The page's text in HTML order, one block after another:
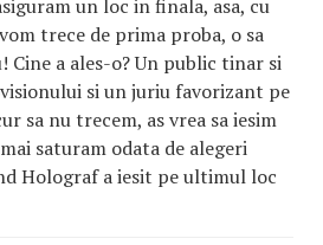
un loc in finala, asa, cu
trece de prima proba, o sa
Cine a ales-o? Un public tinar si
si un juriu favorizant pe
sa nu trecem, as vrea sa iesim
saturam odata de alegeri
Holograf a iesit pe ultimul loc